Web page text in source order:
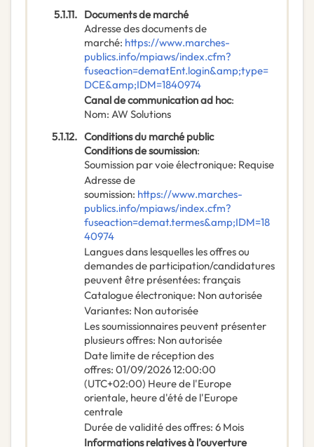
5.1.11. Documents de marché
Adresse des documents de
marché: https://www.marches-
publics.info/mpiaws/index.cfm?
fuseaction=dematEnt.login&amp;type=
DCE&amp;IDM=1840974
Canal de communication ad hoc:
Nom: AW Solutions
5.1.12. Conditions du marché public
Conditions de soumission:
Soumission par voie électronique: Requise
Adresse de
soumission: https://www.marches-
publics.info/mpiaws/index.cfm?
fuseaction=demat.termes&amp;IDM=18
40974
Langues dans lesquelles les offres ou
demandes de participation/candidatures
peuvent être présentées: français
Catalogue électronique: Non autorisée
Variantes: Non autorisée
Les soumissionnaires peuvent présenter
plusieurs offres: Non autorisée
Date limite de réception des
offres: 01/09/202612:00:00
(UTC+02:00) Heure de l'Europe
orientale, heure d'été de l'Europe
centrale
Durée de validité des offres: 6 Mois
Informations relatives à l’ouverture